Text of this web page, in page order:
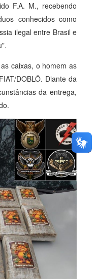
F.A. M., recebendo
conhecidos como
ilegal entre Brasil e
caixas, o homem as
DOBLÔ. Diante da
da entrega,